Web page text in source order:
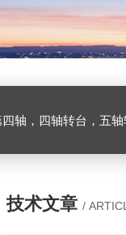
，四轴转台，五轴转台
技术文章 /